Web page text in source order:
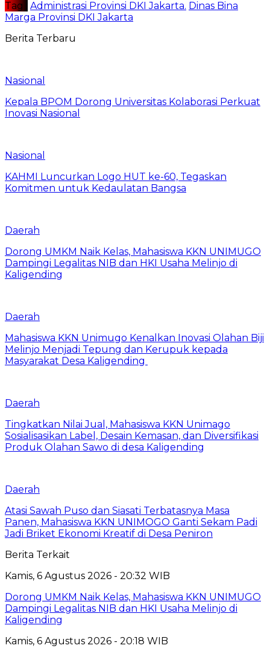
Tag : Administrasi Provinsi DKI Jakarta. Dinas Bina
Marga Provinsi DKI Jakarta
Berita Terbaru
Nasional
Kepala BPOM Dorong Universitas Kolaborasi Perkuat
Inovasi Nasional
Nasional
KAHMI Luncurkan Logo HUT ke-60, Tegaskan
Komitmen untuk Kedaulatan Bangsa
Daerah
Dorong UMKM Naik Kelas, Mahasiswa KKN UNIMUGO
Dampingi Legalitas NIB dan HKI Usaha Melinjo di
Kaligending
Daerah
Mahasiswa KKN Unimugo Kenalkan Inovasi Olahan Biji
Melinjo Menjadi Tepung dan Kerupuk kepada
Masyarakat Desa Kaligending
Daerah
Tingkatkan Nilai Jual, Mahasiswa KKN Unimago
Sosialisasikan Label, Desain Kemasan, dan Diversifikasi
Produk Olahan Sawo di desa Kaligending
Daerah
Atasi Sawah Puso dan Siasati Terbatasnya Masa
Panen, Mahasiswa KKN UNIMOGO Ganti Sekam Padi
Jadi Briket Ekonomi Kreatif di Desa Peniron
Berita Terkait
Kamis, 6 Agustus 2026 - 20:32 WIB
Dorong UMKM Naik Kelas, Mahasiswa KKN UNIMUGO
Dampingi Legalitas NIB dan HKI Usaha Melinjo di
Kaligending
Kamis, 6 Agustus 2026 - 20:18 WIB